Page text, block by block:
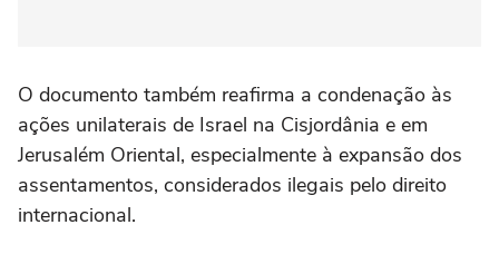
O documento também reafirma a condenação às
ações unilaterais de Israel na Cisjordânia e em
Jerusalém Oriental, especialmente à expansão dos
assentamentos, considerados ilegais pelo direito
internacional.